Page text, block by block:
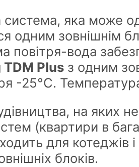
система, яка може
одним зовнішнім
повітря-вода
TDM Plus з одним
-25°С.
на
(квартири в
для котеджів
блоків.